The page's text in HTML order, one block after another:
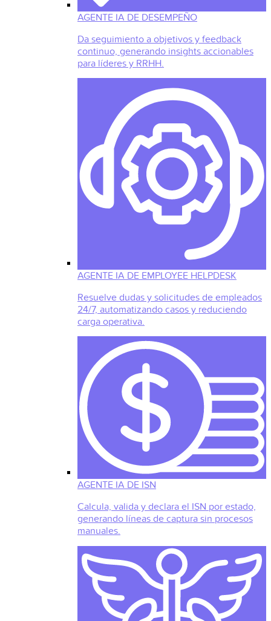
AGENTE IA DE DESEMPEÑO
Da seguimiento a objetivos y feedback
continuo, generando insights accionables
para líderes y RRHH.
AGENTE IA DE EMPLOYEE HELPDESK
Resuelve dudas y solicitudes de empleados
24/7, automatizando casos y reduciendo
carga operativa.
AGENTE IA DE ISN
Calcula, valida y declara el ISN por estado,
generando líneas de captura sin procesos
manuales.